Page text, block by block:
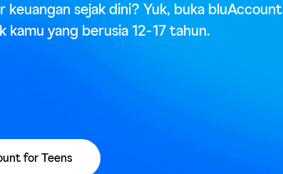
sejak dini? Yuk, buka bluAccount
kamu yang berusia 12-17 tahun.
for Teens